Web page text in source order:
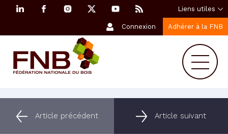
Liens utiles
Connexion Adhérer à la FNB
Article précédent Article suivant